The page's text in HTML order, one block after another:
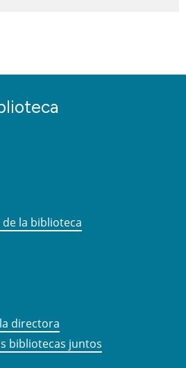
la biblioteca
directora
bibliotecas juntos